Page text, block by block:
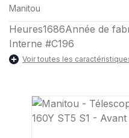
Manitou
Heures1686Année de
Interne #C196
Voir toutes les
Ignorer la galerie